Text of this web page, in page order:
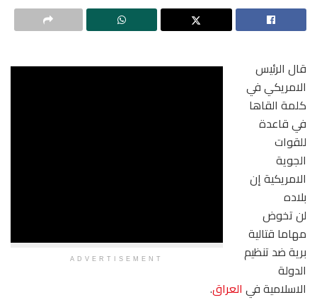
ADVERTISEMENT
قال الرئيس
الامريكي في
كلمة القاها
في قاعدة
للقوات
الجوية
الامريكية إن
بلاده
لن تخوض
مهاما قتالية
برية ضد تنظيم
الدولة
الاسلامية في العراق.